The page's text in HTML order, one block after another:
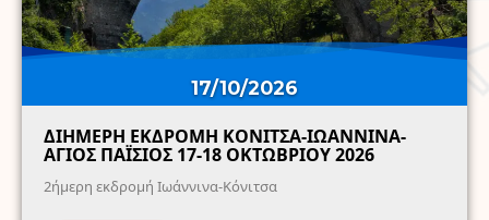
17/10/2026
ΔΙΗΜΕΡΗ ΕΚΔΡΟΜΗ ΚΟΝΙΤΣΑ-ΙΩΑΝΝΙΝΑ-
ΑΓΙΟΣ ΠΑΪΣΙΟΣ 17-18 ΟΚΤΩΒΡΙΟΥ 2026
2ήμερη εκδρομή Ιωάννινα-Κόνιτσα